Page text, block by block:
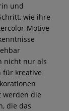
und
wie ihre
Motive
nicht nur als
für kreative
werden die
die das